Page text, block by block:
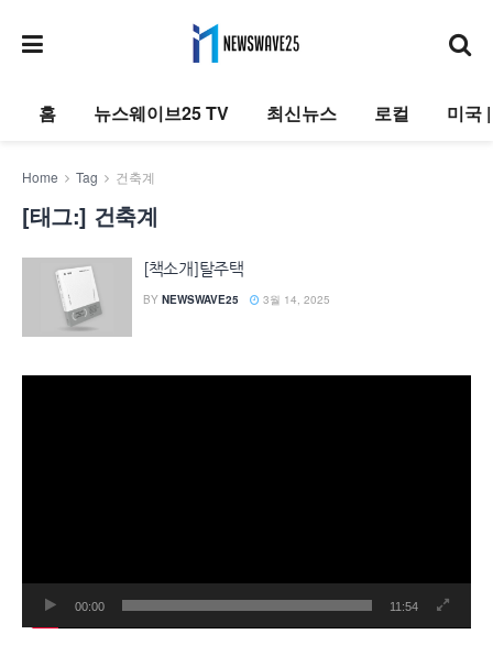
홈 뉴스웨이브25 TV 최신뉴스 로컬 미국
Home Tag 건축계
[태그:] 건축계
[책소개]탈주택
BY NEWSWAVE25 3월 14, 2025
00:00 11:54